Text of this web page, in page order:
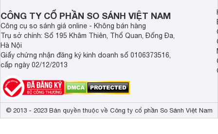
CÔNG TY CỔ PHẦN SO SÁNH VIỆT NAM
Công cụ so sánh giá online - Không bán hàng
Trụ sở chính: Số 195 Khâm Thiên, Thổ Quan, Đống Đa,
Hà Nội
Giấy chứng nhận đăng ký kinh doanh số 0106373516,
cấp ngày 02/12/2013
© 2013 - 2023 Bản quyền thuộc về Công ty cổ phần So Sánh Việt Nam